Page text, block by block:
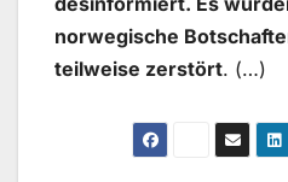
norwegische
teilweise zerstört. (…)